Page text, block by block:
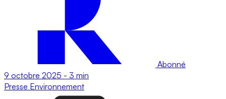
Abonné
9 octobre 2025 - 3 min
Presse Environnement